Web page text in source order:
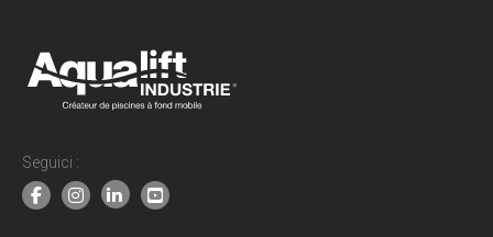
Seguici :